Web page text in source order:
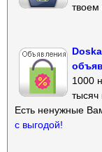
твоем
1000
тысяч
Есть ненужные
с выгодой!